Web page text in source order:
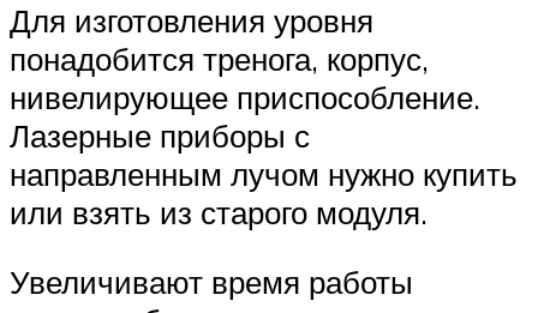
Для изготовления уровня
понадобится тренога, корпус,
нивелирующее приспособление.
Лазерные приборы с
направленным лучом нужно купить
или взять из старого модуля.
Увеличивают время работы